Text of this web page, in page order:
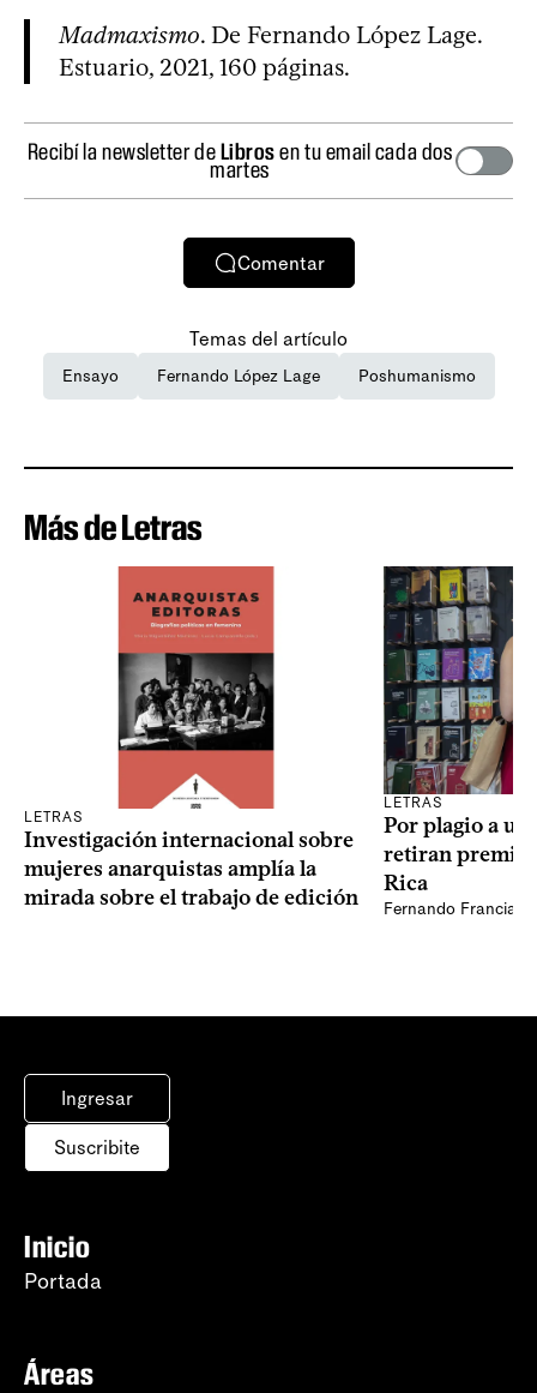
Madmaxismo. De Fernando López Lage.
Estuario, 2021, 160 páginas.
Recibí la newsletter deLibrosen tu email cada dos
martes
Comentar
Temas del artículo
Ensayo Fernando López Lage Poshumanismo
Más de Letras
LETRAS
Investigación internacional sobre
mujeres anarquistas amplía la
mirada sobre el trabajo de edición
LETRAS
Por plagio a
retiran premio
Rica
Fernando Francia,
Ingresar
Suscribite
Inicio
Portada
Áreas